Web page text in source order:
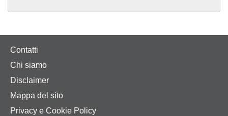
Contatti
Chi siamo
Disclaimer
Mappa del sito
Privacy e Cookie Policy